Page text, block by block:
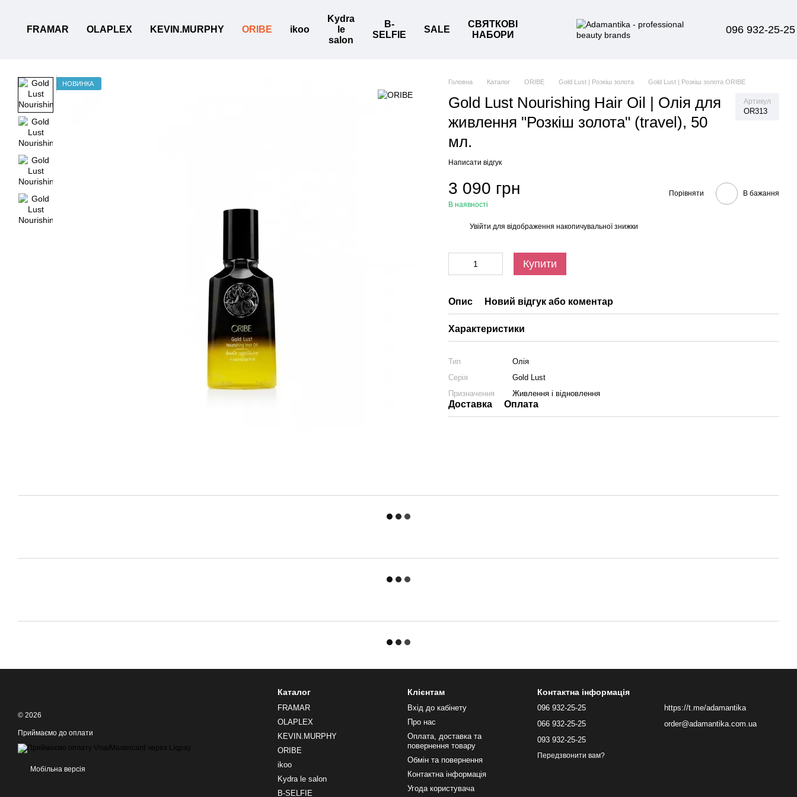
FRAMAR OLAPLEX KEVIN.MURPHY ORIBE ikoo
Kydra
le
salon
B-
SELFIE
SALE
СВЯТКОВІ
НАБОРИ
096 932-25-25
НОВИНКА Головна Каталог ORIBE Gold Lust | Розкіш золота Gold Lust | Розкіш золота ORIBE
Gold Lust Nourishing Hair Oil | Олія для
живлення "Розкіш золота" (travel), 50
мл.
Артикул
OR313
Написати відгук
3 090 грн
В наявності
Порівняти В бажання
Увійти для відображення накопичувальної знижки
Купити
Опис Новий відгук або коментар
Характеристики
Тип
Олія
Серія
Gold Lust
Призначення
Живлення і відновлення
Доставка Оплата
© 2026
Приймаємо до оплати
Мобільна версія
Каталог
FRAMAR
OLAPLEX
KEVIN.MURPHY
ORIBE
ikoo
Kydra le salon
B-SELFIE
Клієнтам
Вхід до кабінету
Про нас
Оплата, доставка та
повернення товару
Обмін та повернення
Контактна інформація
Угода користувача
Контактна інформація
096 932-25-25
066 932-25-25
093 932-25-25
Передзвонити вам?
https://t.me/adamantika
order@adamantika.com.ua